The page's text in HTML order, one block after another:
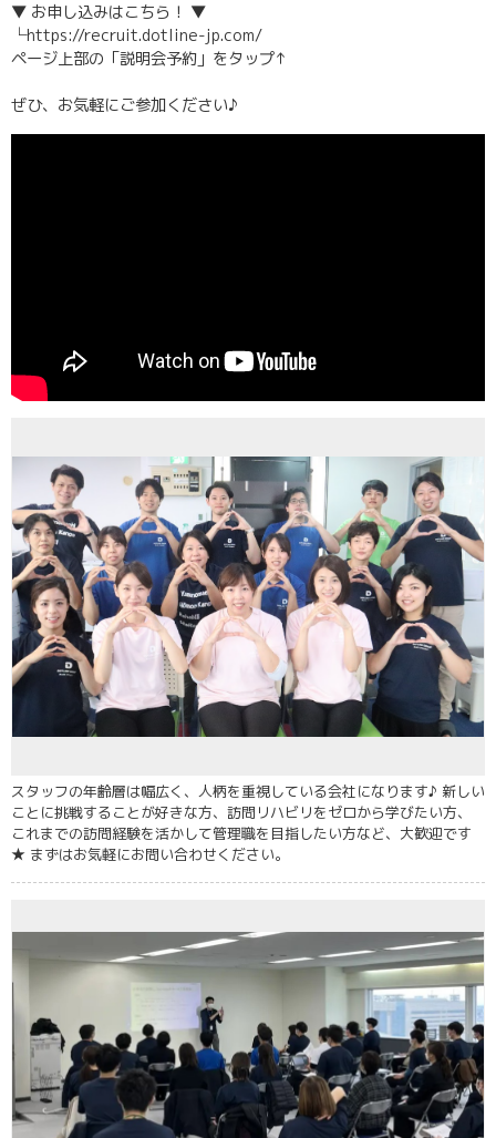
▼ お申し込みはこちら！ ▼
└https://recruit.dotline-jp.com/
ページ上部の「説明会予約」をタップ↑
ぜひ、お気軽にご参加ください♪
スタッフの年齢層は幅広く、人柄を重視している会社になります♪ 新しい
ことに挑戦することが好きな方、訪問リハビリをゼロから学びたい方、
これまでの訪問経験を活かして管理職を目指したい方など、大歓迎です
★ まずはお気軽にお問い合わせください。